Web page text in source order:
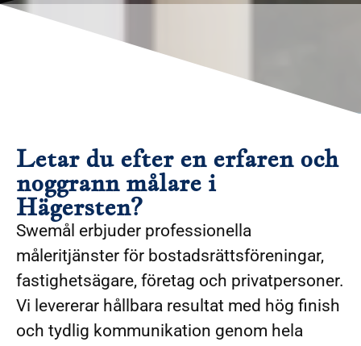
Letar du efter en erfaren och
noggrann målare i
Hägersten?
Swemål erbjuder professionella
måleritjänster för bostadsrättsföreningar,
fastighetsägare, företag och privatpersoner.
Vi levererar hållbara resultat med hög finish
och tydlig kommunikation genom hela